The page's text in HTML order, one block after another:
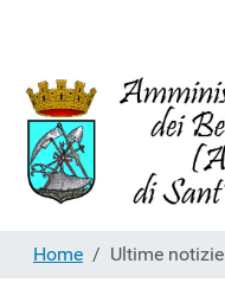
Home Ultime notizie